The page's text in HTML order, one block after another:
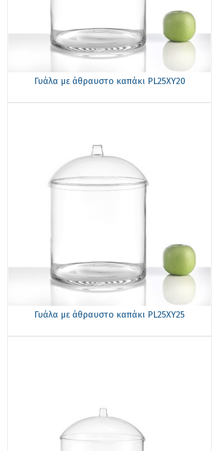
Γυάλα με άθραυστο καπάκι PL25ΧΥ20
Γυάλα με άθραυστο καπάκι PL25ΧΥ25